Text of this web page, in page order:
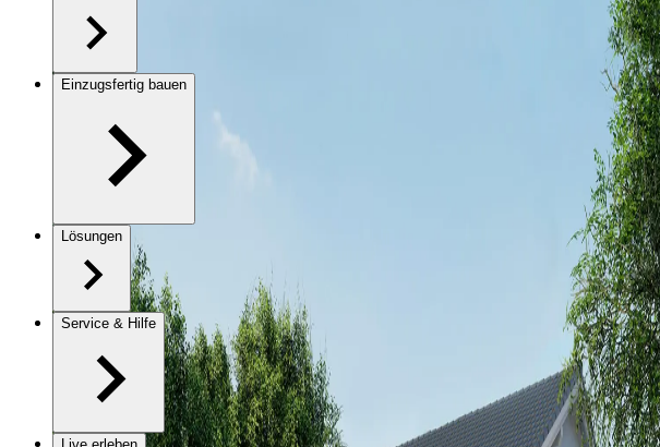
Einzugsfertig bauen
Lösungen
Service & Hilfe